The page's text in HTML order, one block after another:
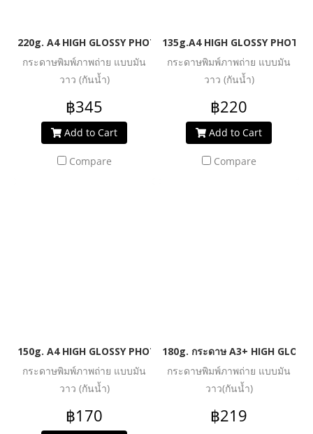
220g. A4 HIGH GLOSSY PHOTO INKJET PAPER (WATER
กระดาษพิมพ์ภาพถ่าย แบบมัน
วาว (กันน้ำ)
฿345
Add to Cart
Compare
135g.A4 HIGH GLOSSY
กระดาษพิมพ์ภาพถ่าย แบบมัน
วาว (กันน้ำ)
฿220
Add to Cart
Compare
150g. A4 HIGH GLOSSY PHOTO INKJET PAPER (WATER
กระดาษพิมพ์ภาพถ่าย แบบมัน
วาว (กันน้ำ)
฿170
180g. กระดาษ A3+ HIGH
กระดาษพิมพ์ภาพถ่าย แบบมัน
วาว(กันน้ำ)
฿219